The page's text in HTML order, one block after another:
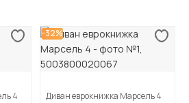
4
-32%
Диван еврокнижка Марсель 4